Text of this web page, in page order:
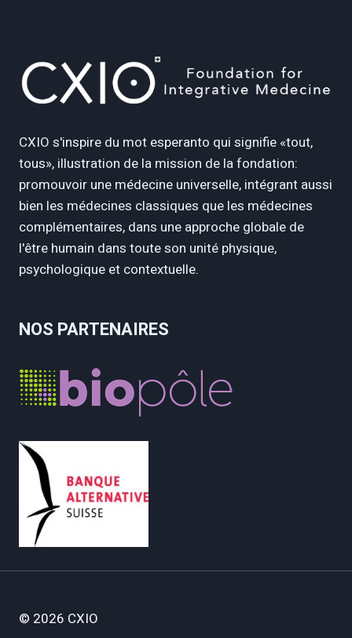
CXIO s'inspire du mot esperanto qui signifie «tout,
tous», illustration de la mission de la fondation:
promouvoir une médecine universelle, intégrant aussi
bien les médecines classiques que les médecines
complémentaires, dans une approche globale de
l'être humain dans toute son unité physique,
psychologique et contextuelle.
NOS PARTENAIRES
© 2026 CXIO